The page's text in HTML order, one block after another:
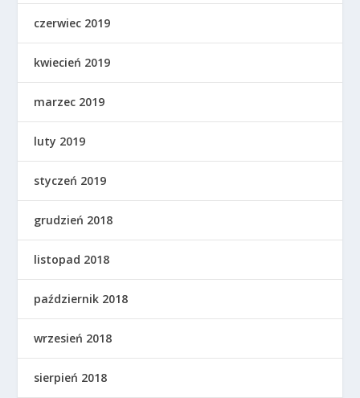
czerwiec 2019
kwiecień 2019
marzec 2019
luty 2019
styczeń 2019
grudzień 2018
listopad 2018
październik 2018
wrzesień 2018
sierpień 2018